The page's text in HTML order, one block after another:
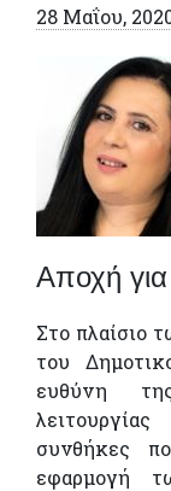
28 Μαΐου,
Αποχή για
Στο πλαίσιο
του
ευθύνη
συνθήκες
εφαρμογή